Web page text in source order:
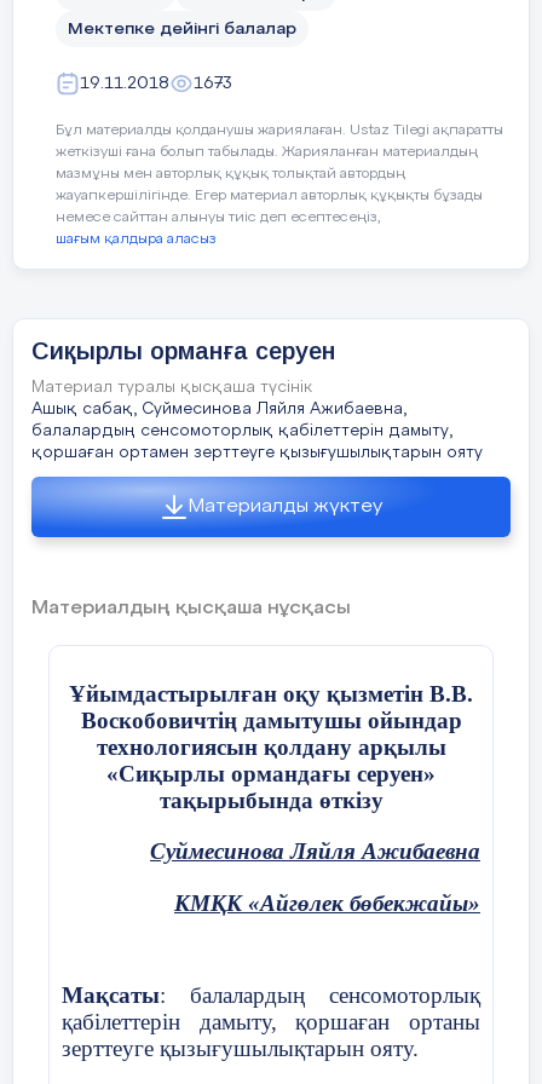
Тұрмайма жанға жарасып!
Баршаға керек жақсылық !
Қызғанбай бөліп алыңыз!
«Сіз» «Біз» деген жылы сөз
-Жақсылықтың мейірі.
Бір-біріне болып кез,
әнін қабыл алыңыздар.
Айбат: Мейірімді жел жібек
Күндей ыстық құшағы
Ет жүрегі елжіреп
Жания:Сізді біз сирек көреміз
Сыртымыздан жағдайды
Жасап жүр деп сенеміз.
Балабақша сәнді, кең
Мектепке дейінгі балалар
19.11.2018 1673
Бұл материалды қолданушы жариялаған. Ustaz Tilegi ақпаратты
жеткізуші ғана болып табылады. Жарияланған материалдың
мазмұны мен авторлық құқық толықтай автордың
жауапкершілігінде. Егер материал авторлық құқықты бұзады
немесе сайттан алынуы тиіс деп есептесеңіз,
шағым қалдыра аласыз
Сиқырлы орманға серуен
Материал туралы қысқаша түсінік
Ашық сабақ, Суймесинова Ляйля Ажибаевна,
балалардың сенсомоторлық қабілеттерін дамыту,
қоршаған ортамен зерттеуге қызығушылықтарын ояту
Материалды жүктеу
Материалдың қысқаша нұсқасы
Ұйымдастырылған оқу қызметін В.В.
Воскобовичтің дамытушы ойындар
технологиясын қолдану арқылы
«Сиқырлы ормандағы серуен»
тақырыбында өткізу
Суймесинова Ляйля Ажибаевна
КМҚК «Айгөлек бөбекжайы»
Мақсаты: балалардың сенсомоторлық
қабілеттерін дамыту, қоршаған ортаны
зерттеуге қызығушылықтарын ояту.